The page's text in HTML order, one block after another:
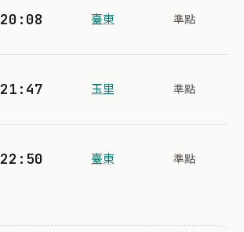
20:08 臺東 準點
21:47 玉里 準點
22:50 臺東 準點